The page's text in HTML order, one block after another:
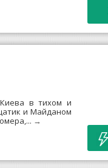
в тихом и
и Майданом
→